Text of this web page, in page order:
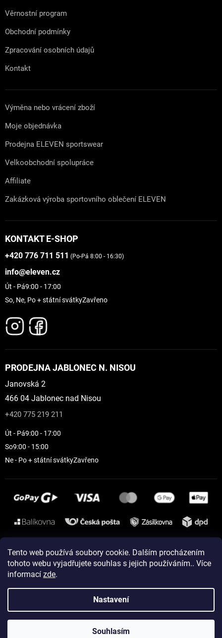
Tento web používá soubory cookie. Dalším procházením
tohoto webu vyjadřujete souhlas s jejich používáním.. Více
informací zde.
Nastavení
Souhlasím
Věrnostní program
Obchodní podmínky
Zpracování osobních údajů
Kontakt
Výměna nebo vrácení zboží
Moje objednávka
Prodejna ELEVEN sportswear
Velkoobchodní spolupráce
Affiliate
Zakázková výroba sportovního oblečení ELEVEN
KONTAKT E-SHOP
+420 776 711 511 (Po-Pá 8:00 - 16:30)
info@eleven.cz
Út - Pá9:00 - 17:00
So, Ne, Po + státní svátkyZavřeno
PRODEJNA JABLONEC N. NISOU
Janovská 2
466 04 Jablonec nad Nisou
+420 775 219 211
Út - Pá9:00 - 17:00
So9:00 - 15:00
Ne - Po + státní svátkyZavřeno
Instagram
Vytvořil Shoptet
Copyright 2026ELEVEN sportswear. Všechna práva vyhrazena.
Upravit nastavení cookies